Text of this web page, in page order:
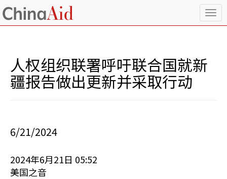
T
o
人权组织联署呼吁联合国就新
疆报告做出更新并采取行动
6/21/2024
2024年6月21日 05:52
美国之音